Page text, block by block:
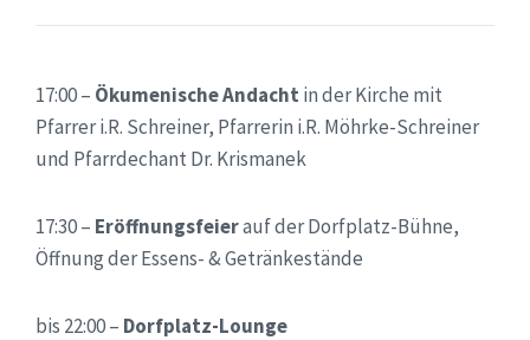
17:00 – Ökumenische Andacht in der Kirche mit
Pfarrer i.R. Schreiner, Pfarrerin i.R. Möhrke-Schreiner
und Pfarrdechant Dr. Krismanek
17:30 – Eröffnungsfeierauf der Dorfplatz-Bühne,
Öffnung der Essens- & Getränkestände
bis 22:00 – Dorfplatz-Lounge